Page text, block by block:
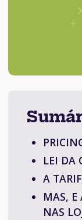
LEI DA
A
MAS, E
NAS